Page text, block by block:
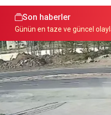
Son haberler
Günün en taze ve güncel